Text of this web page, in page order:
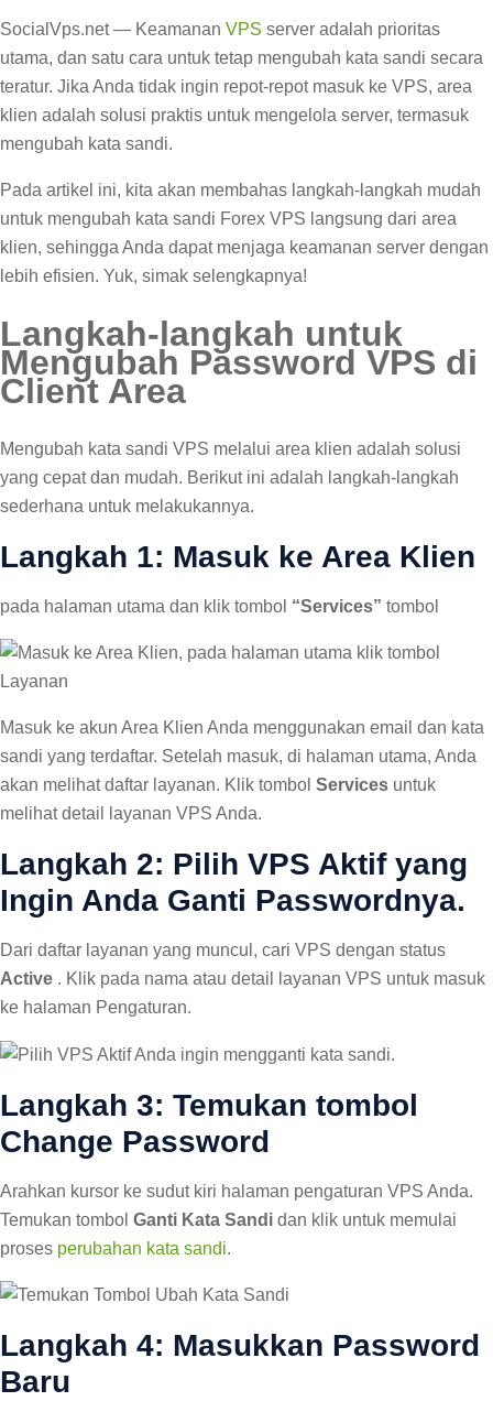
SocialVps.net — Keamanan VPS server adalah prioritas
utama, dan satu cara untuk tetap mengubah kata sandi secara
teratur. Jika Anda tidak ingin repot-repot masuk ke VPS, area
klien adalah solusi praktis untuk mengelola server, termasuk
mengubah kata sandi.
Pada artikel ini, kita akan membahas langkah-langkah mudah
untuk mengubah kata sandi Forex VPS langsung dari area
klien, sehingga Anda dapat menjaga keamanan server dengan
lebih efisien. Yuk, simak selengkapnya!
Langkah-langkah untuk
Mengubah Password VPS di
Client Area
Mengubah kata sandi VPS melalui area klien adalah solusi
yang cepat dan mudah. Berikut ini adalah langkah-langkah
sederhana untuk melakukannya.
Langkah 1: Masuk ke Area Klien
pada halaman utama dan klik tombol “Services” tombol
Masuk ke akun Area Klien Anda menggunakan email dan kata
sandi yang terdaftar. Setelah masuk, di halaman utama, Anda
akan melihat daftar layanan. Klik tombol Services untuk
melihat detail layanan VPS Anda.
Langkah 2: Pilih VPS Aktif yang
Ingin Anda Ganti Passwordnya.
Dari daftar layanan yang muncul, cari VPS dengan status
Active . Klik pada nama atau detail layanan VPS untuk masuk
ke halaman Pengaturan.
Langkah 3: Temukan tombol
Change Password
Arahkan kursor ke sudut kiri halaman pengaturan VPS Anda.
Temukan tombol Ganti Kata Sandi dan klik untuk memulai
proses perubahan kata sandi.
Langkah 4: Masukkan Password
Baru